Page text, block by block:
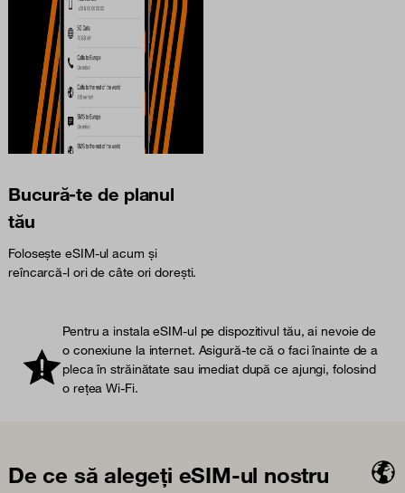
Bucură-te de planul
tău
Folosește eSIM-ul acum și
reîncarcă-l ori de câte ori dorești.
Pentru a instala eSIM-ul pe dispozitivul tău, ai nevoie de
o conexiune la internet. Asigură-te că o faci înainte de a
pleca în străinătate sau imediat după ce ajungi, folosind
o rețea Wi-Fi.
De ce să alegeți eSIM-ul nostru